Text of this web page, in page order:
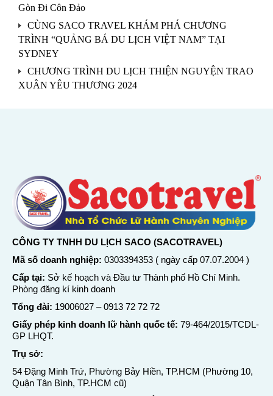
Gòn Đi Côn Đảo
CÙNG SACO TRAVEL KHÁM PHÁ CHƯƠNG
TRÌNH “QUẢNG BÁ DU LỊCH VIỆT NAM” TẠI
SYDNEY
CHƯƠNG TRÌNH DU LỊCH THIỆN NGUYỆN TRAO
XUÂN YÊU THƯƠNG 2024
CÔNG TY TNHH DU LỊCH SACO (SACOTRAVEL)
Mã số doanh nghiệp: 0303394353 ( ngày cấp 07.07.2004 )
Cấp tại: Sở kế hoạch và Đầu tư Thành phố Hồ Chí Minh.
Phòng đăng kí kinh doanh
Tổng đài: 19006027 –0913 72 72 72
Giấy phép kinh doanh lữ hành quốc tế: 79-464/2015/TCDL-
GP LHQT.
Trụ sở:
54 Đặng Minh Trứ, Phường Bảy Hiền, TP.HCM (Phường 10,
Quận Tân Bình, TP.HCM cũ)